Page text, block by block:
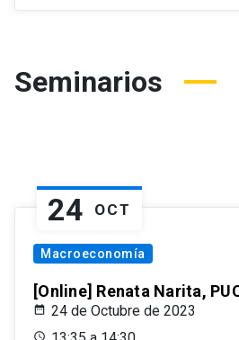
Seminarios
24 OCT
Macroeconomía
[Online] Renata Narita,
24 de Octubre de 2023